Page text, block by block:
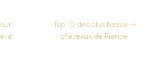
la
Top 10 des plus beaux
châteaux de France